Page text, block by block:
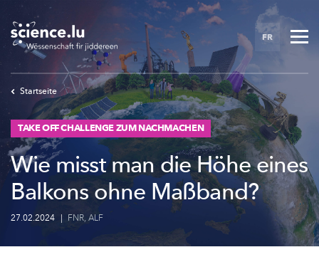
to
main
content
FR
Startseite
TAKE OFF CHALLENGE ZUM NACHMACHEN
Wie misst man die Höhe eines
Balkons ohne Maßband?
27.02.2024 | FNR, ALF